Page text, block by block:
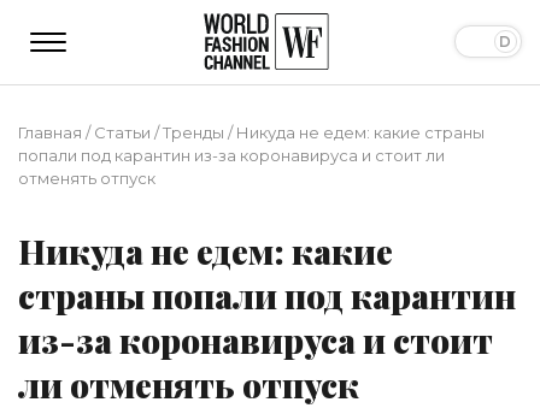
Главная /Статьи /Тренды /Никуда не едем: какие страны
попали под карантин из-за коронавируса и стоит ли
отменять отпуск
Никуда не едем: какие
страны попали под карантин
из-за коронавируса и стоит
ли отменять отпуск